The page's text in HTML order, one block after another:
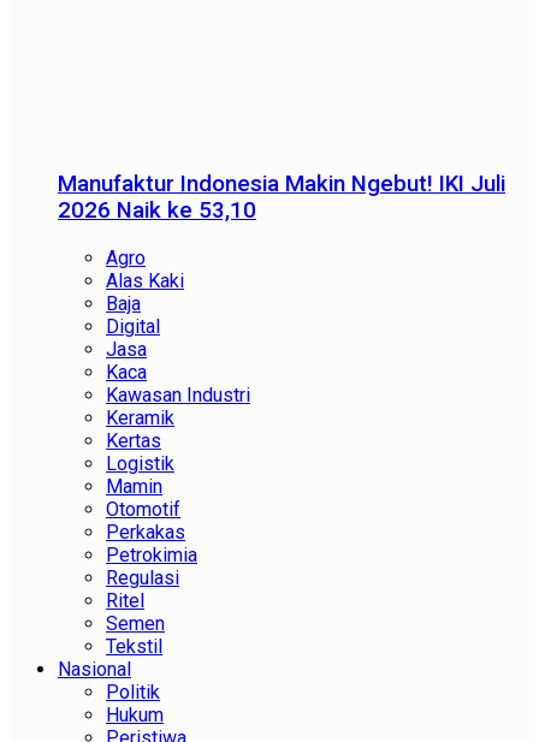
Manufaktur Indonesia Makin Ngebut! IKI Juli
2026 Naik ke 53,10
Agro
Alas Kaki
Baja
Digital
Jasa
Kaca
Kawasan Industri
Keramik
Kertas
Logistik
Mamin
Otomotif
Perkakas
Petrokimia
Regulasi
Ritel
Semen
Tekstil
Nasional
Politik
Hukum